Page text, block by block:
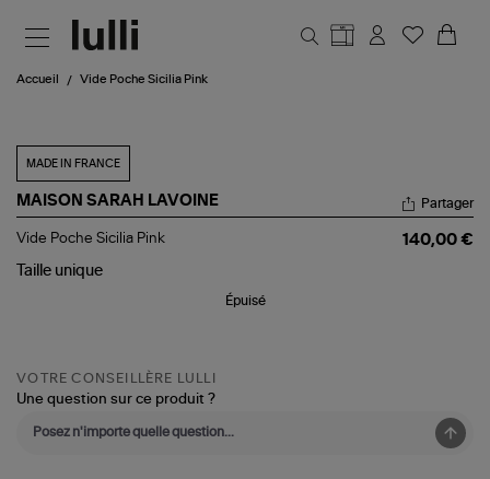
Accueil Vide Poche Sicilia Pink
MADE IN FRANCE
MAISON SARAH LAVOINE
Vide
Sicilia
Partager
Vide Poche Sicilia Pink
140,00 €
Taille unique
Épuisé
VOTRE CONSEILLÈRE LULLI
Une question sur ce produit ?